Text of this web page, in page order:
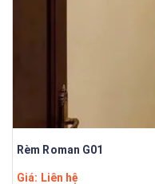
Rèm Roman G01
Giá: Liên hệ